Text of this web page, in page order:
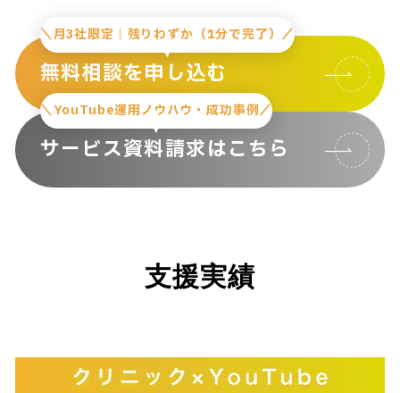
＼月3社限定｜残りわずか（1分で完了）／
無料相談を申し込む
＼YouTube運用ノウハウ・成功事例／
サービス資料請求はこちら
支援実績